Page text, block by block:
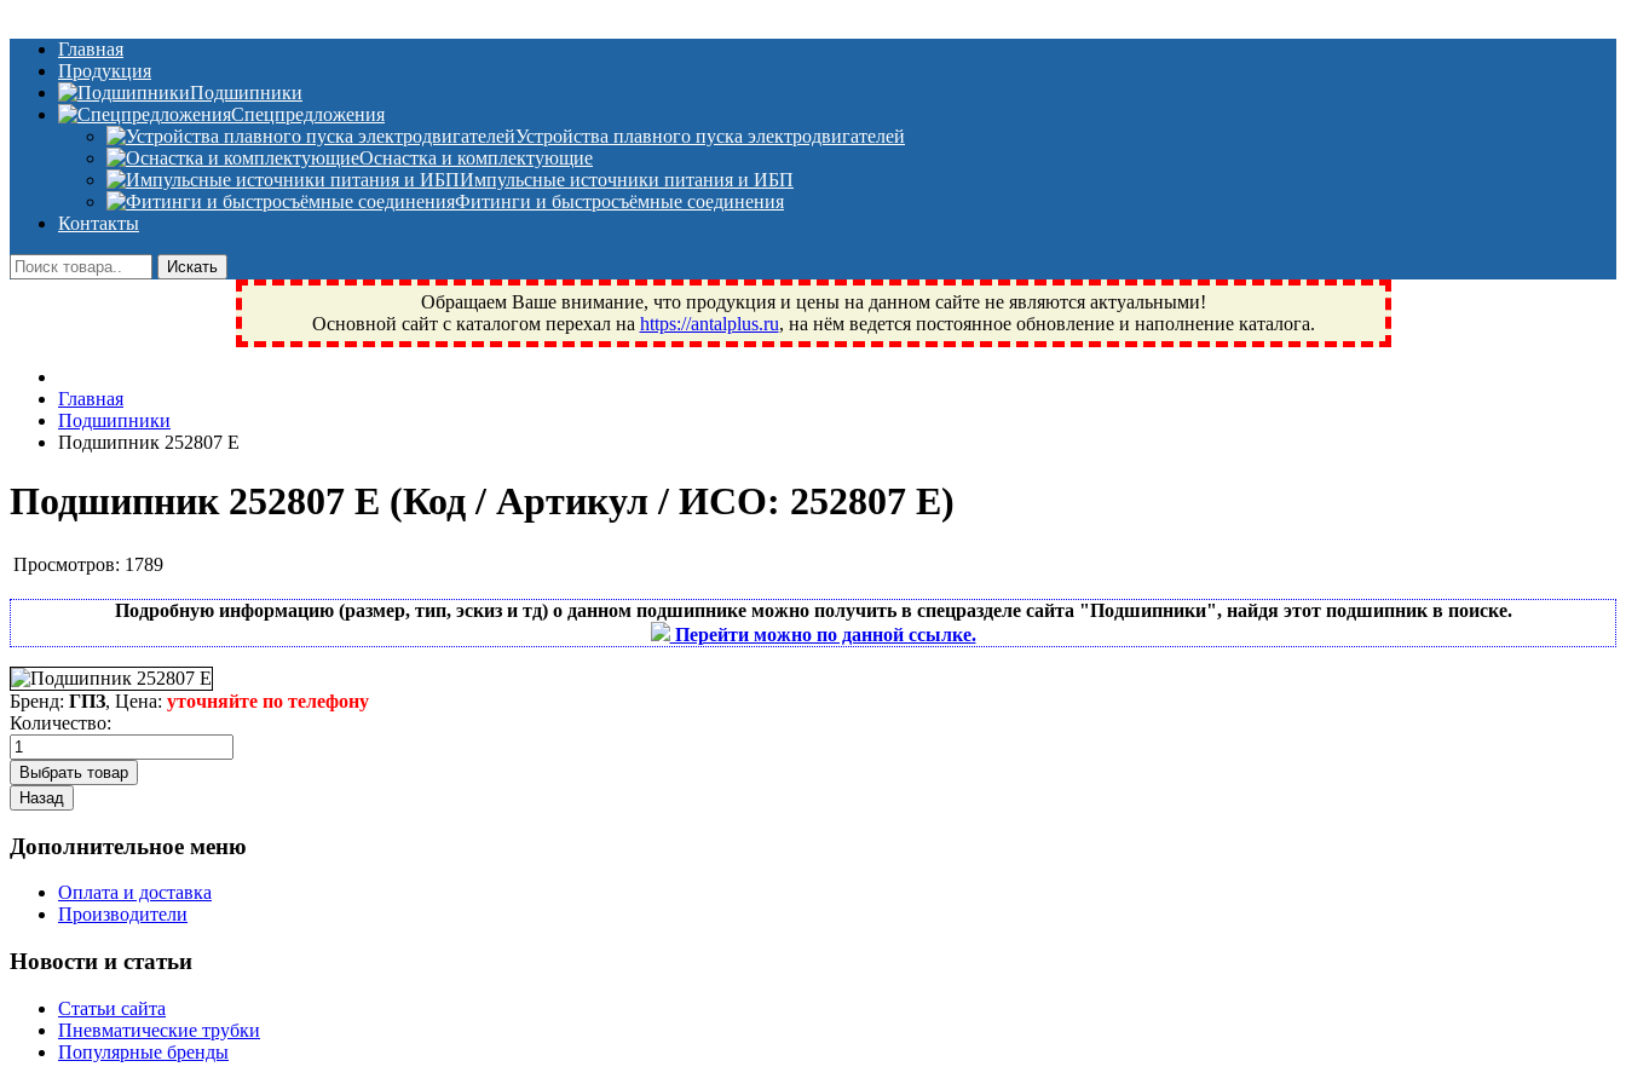
Главная
Продукция
Подшипники
Спецпредложения
Устройства плавного пуска электродвигателей
Оснастка и комплектующие
Импульсные источники питания и ИБП
Фитинги и быстросъёмные соединения
Контакты
Обращаем Ваше внимание, что продукция и цены на данном сайте не являются актуальными!
Основной сайт с каталогом перехал на https://antalplus.ru, на нём ведется постоянное обновление и наполнение каталога.
Фрязино, Антал+, плюс, Свердловский, Загорянский, Юбилейный, Щелково, Москва, Пушкино, Королёв, Балашиха, Фряново, Монино, Ивантеевка, подшипники, пневматика, метизы,
техника, сварочные аппараты, NIS, NSK, JED, KPT, NXZ, ГПЗ, Neutral, WHX, ZWZ, CRAFT, СПЗ-4, NECTECH, KG, LQY, DPI, BSN, SPZ, РФ, BMZ, ХАРП, CX, РОЛТОМ, APZ, FBJ, KYK,
NTN, SKF, купить, заказать
Главная
Подшипники
Подшипник 252807 Е
Подшипник 252807 Е (Код / Артикул / ИСО: 252807 Е)
Просмотров: 1789
Подробную информацию (размер, тип, эскиз и тд) о данном подшипнике можно получить в спецразделе сайта "Подшипники", найдя этот подшипник в поиске.
Перейти можно по данной ссылке.
Бренд: ГПЗ, Цена: уточняйте по телефону
Количество:
Дополнительное меню
Оплата и доставка
Производители
Новости и статьи
Статьи сайта
Пневматические трубки
Популярные бренды